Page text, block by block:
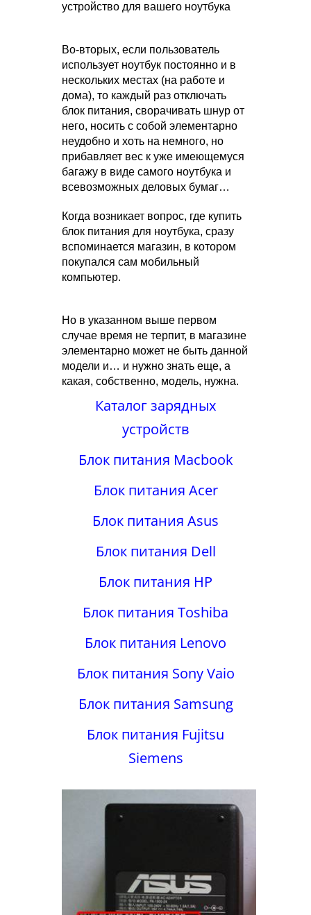
устройство для вашего ноутбука
Во-вторых, если пользователь
использует ноутбук постоянно и в
нескольких местах (на работе и
дома), то каждый раз отключать
блок питания, сворачивать шнур от
него, носить с собой элементарно
неудобно и хоть на немного, но
прибавляет вес к уже имеющемуся
багажу в виде самого ноутбука и
всевозможных деловых бумаг…
Когда возникает вопрос, где купить
блок питания для ноутбука, сразу
вспоминается магазин, в котором
покупался сам мобильный
компьютер.
Но в указанном выше первом
случае время не терпит, в магазине
элементарно может не быть данной
модели и… и нужно знать еще, а
какая, собственно, модель, нужна.
Каталог зарядных
устройств
Блок питания Macbook
Блок питания Acer
Блок питания Asus
Блок питания Dell
Блок питания HP
Блок питания Toshiba
Блок питания Lenovo
Блок питания Sony Vaio
Блок питания Samsung
Блок питания Fujitsu
Siemens